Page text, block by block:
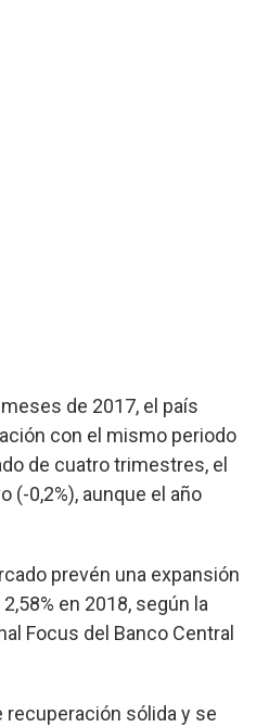
de 2017, el país
con el mismo periodo
de cuatro trimestres, el
(-0,2%), aunque el año
prevén una expansión
en 2018, según la
Focus del Banco Central
recuperación sólida y se